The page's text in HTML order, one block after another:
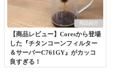
商品紹介
【商品レビュー】Coresから登場
した『チタンコーンフィルター
＆サーバーC761GY』がカッコ
良すぎる！